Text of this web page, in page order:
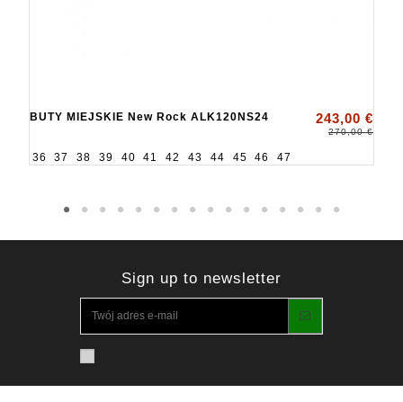
BUTY MIEJSKIE New Rock ALK120NS24 243,00 €
270,00 €
36 37 38 39 40 41 42 43 44 45 46 47
Sign up to newsletter